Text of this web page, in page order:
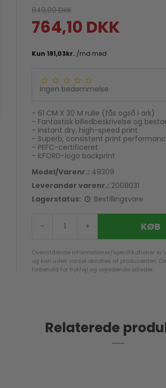
KZ Audio tilbehør
849,00 DKK
764,10 DKK
Ingen bedømmelse
- 61 CM X 30 M rulle (fås også i ark)
- Fantastisk billedbeskrivelse og
- Instant dry, high-speed print
- Superb, consistent print
- PEFC-certificeret
- ILFORD-logo backprint
Model/Varenr.: 49309
Leverandør varenr.: 2008031
Lagerstatus:
Bestillingsvare
- + KØB
Ovenstående informationer/specifikationer er
og kan uden varsel ændres af producenten.
forbehold for trykfejl og vejledende billeder.
Lav fragt til
Relaterede